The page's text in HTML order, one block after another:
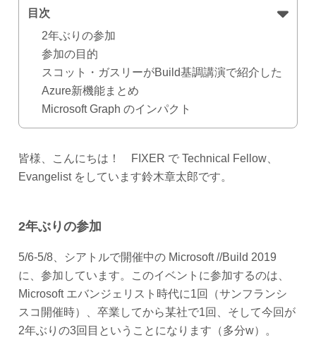
目次
2年ぶりの参加
参加の目的
スコット・ガスリーがBuild基調講演で紹介した
Azure新機能まとめ
Microsoft Graph のインパクト
皆様、こんにちは！ FIXER で Technical Fellow、
Evangelist をしています鈴木章太郎です。
2年ぶりの参加
5/6-5/8、シアトルで開催中の Microsoft //Build 2019
に、参加しています。このイベントに参加するのは、
Microsoft エバンジェリスト時代に1回（サンフランシ
スコ開催時）、卒業してから某社で1回、そして今回が
2年ぶりの3回目ということになります（多分w）。